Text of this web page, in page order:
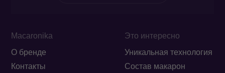
Macaronika
О бренде
Контакты
Это интересно
Уникальная технология
Состав макарон